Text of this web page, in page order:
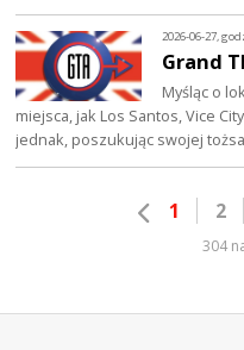
2026-06-27,
Grand
Myśląc o
miejsca, jak Los Santos, Vice
jednak, poszukując swojej
1 2
304